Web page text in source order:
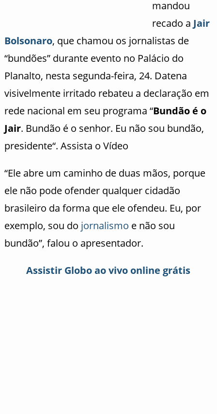
mandou
recado a Jair
Bolsonaro, que chamou os jornalistas de
“bundões” durante evento no Palácio do
Planalto, nesta segunda-feira, 24. Datena
visivelmente irritado rebateu a declaração em
rede nacional em seu programa “Bundão é o
Jair. Bundão é o senhor. Eu não sou bundão,
presidente“. Assista o Vídeo
“Ele abre um caminho de duas mãos, porque
ele não pode ofender qualquer cidadão
brasileiro da forma que ele ofendeu. Eu, por
exemplo, sou do jornalismo e não sou
bundão”, falou o apresentador.
Assistir Globo ao vivo online grátis